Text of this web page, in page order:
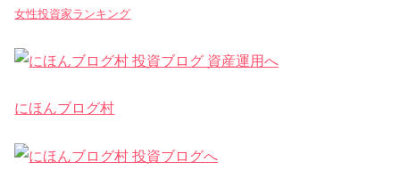
女性投資家ランキング
にほんブログ村